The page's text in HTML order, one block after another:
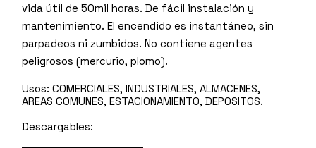
vida útil de 50mil horas. De fácil instalación y
mantenimiento. El encendido es instantáneo, sin
parpadeos ni zumbidos. No contiene agentes
peligrosos (mercurio, plomo).
Usos:COMERCIALES, INDUSTRIALES, ALMACENES,
AREAS COMUNES, ESTACIONAMIENTO, DEPOSITOS.
Descargables: